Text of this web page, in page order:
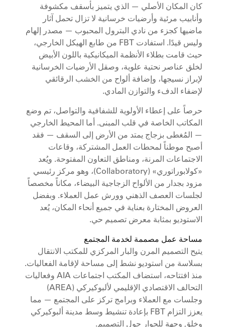
كان المكان الأصلي — الذي يتميز بأسقف مكشوفة
وأنابيب مرئية وأرضيات خرسانية لا تزال تحمل آثار
ماضيها كجزء من نادي البترول المحبوب — مصدر إلهام
وليس قيدًا. استفادت FBT من طابع الهيكل الخارجي،
حيث قامت بطلاء الأنظمة الميكانيكية باللون الأبيض
لخلق عناصر نحتية علوية، وصقل الأرضيات الخرسانية
لإبراز نسيجها، وإضافة ألواح من الخشب الرقائقي
لإضفاء الدفء والتوازن المادي.
حرصاً على إعطاء الأولوية للشفافية والتواصل، تم وضع
المكاتب الخاصة في قلب المبنى. أما المحيط الخارجي
— المُغطى بزجاج يمتد من الأرض إلى السقف — فقد
أصبح موطناً لمحطات العمل المشتركة، وقاعات
الاجتماعات المرنة، ومناطق التعاون المفتوحة. ويُعد
«كولابوراتوري» (Collaboratory)، وهو مركز رئيسي
مزود بجدار من الألواح الزجاجية البيضاء، مكاناً مخصصاً
لجلسات العصف الذهني وورش عمل العملاء. وبفضل
العروض المختارة بعناية في جميع أنحاء المكان، يُعد
الاستوديو بمثابة معرض تصميم حي.
مساحة عمل مصممة لخدمة المجتمع
يتيح التصميم المرن والبار المركزي للمكتب الانتقال
بسلاسة من استوديو نشط إلى مساحة لإقامة الفعاليات.
منذ افتتاحه، استضاف المكتب اجتماعات AIA وفعاليات
التحالف الاقتصادي الإقليمي لألبوكيركي (AREA)
وجلسات مع العملاء وبرامج تركز على المجتمع — مما
يعزز التزام FBT بإعادة تنشيط وسط مدينة ألبوكيركي
وخلق وجهة للحوار حول التصميم.